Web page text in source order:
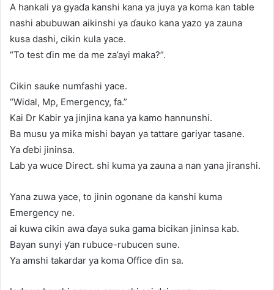
A hankali ya gyaɗa kanshi kana ya juya ya koma kan table
nashi abubuwan aikinshi ya ɗauko kana yazo ya zauna
kusa dashi, cikin kula yace.
“To test ɗin me da me za’ayi maka?”.
Cikin sauƙe numfashi yace.
“Widal, Mp, Emergency, fa.”
Kai Dr Kabir ya jinjina kana ya kamo hannunshi.
Ba musu ya miƙa mishi bayan ya tattare gariyar tasane.
Ya ɗebi jininsa.
Lab ya wuce Direct. shi kuma ya zauna a nan yana jiranshi.
Yana zuwa yace, to jinin ogonane da kanshi kuma
Emergency ne.
ai kuwa cikin awa ɗaya suka gama bicikan jininsa kab.
Bayan sunyi ƴan rubuce-rubucen sune.
Ya amshi takardar ya koma Office ɗin sa.